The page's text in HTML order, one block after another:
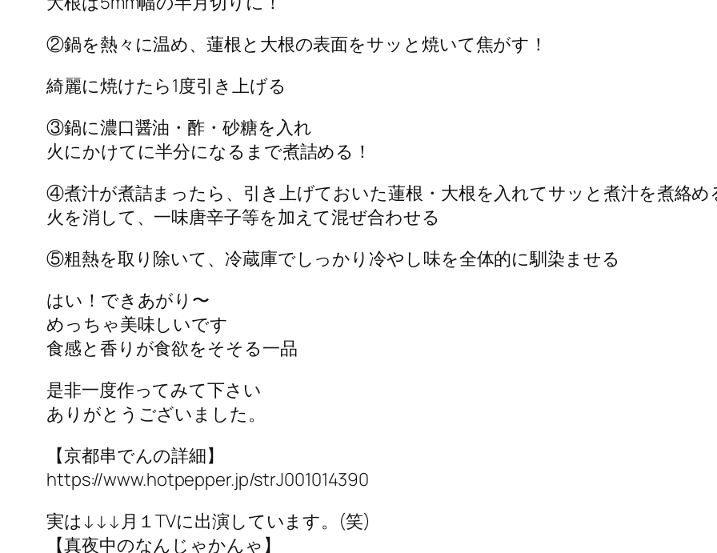
②鍋を熱々に温め、蓮根と大根の表面をサッと焼いて焦がす！
綺麗に焼けたら1度引き上げる
③鍋に濃口醤油・酢・砂糖を入れ
火にかけてに半分になるまで煮詰める！
④煮汁が煮詰まったら、引き上げておいた蓮根・大根を入れてサッと煮汁を煮絡め
火を消して、一味唐辛子等を加えて混ぜ合わせる
⑤粗熱を取り除いて、冷蔵庫でしっかり冷やし味を全体的に馴染ませる
はい！できあがり〜
めっちゃ美味しいです
食感と香りが食欲をそそる一品
是非一度作ってみて下さい
ありがとうございました。
【京都串でんの詳細】
https://www.hotpepper.jp/strJ001014390
実は↓↓↓月１TVに出演しています。(笑)
【真夜中のなんじゃかんゃ】